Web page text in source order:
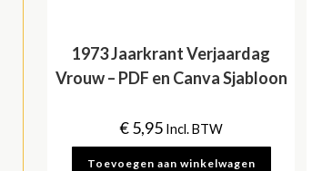
1973 Jaarkrant Verjaardag
Vrouw – PDF en Canva Sjabloon
€5,95 Incl. BTW
Toevoegen aan winkelwagen